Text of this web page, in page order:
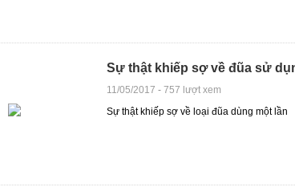
Sự thật khiếp sợ về đũa sử
11/05/2017 - 757 lượt xem
Sự thật khiếp sợ về loại đũa dùng một lần